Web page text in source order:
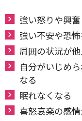
強い怒りや興奮
強い不安や恐
周囲の状況が
自分がいじめ
なる
眠れなくなる
喜怒哀楽の感